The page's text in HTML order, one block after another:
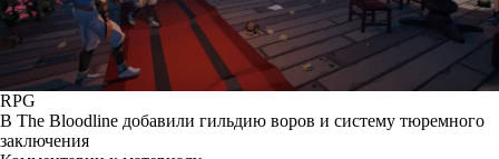
RPG
В The Bloodline добавили гильдию воров и систему тюремного
заключения